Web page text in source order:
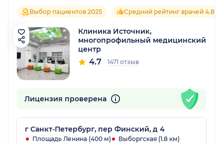
Выбор пациентов 2025 Средний рейтинг врачей 4.8
Клиника Источник,
многопрофильный медицинский
центр
4.7 1471 отзыв
Лицензия проверена
г Санкт-Петербург, пер Финский, д 4
Площадь Ленина (400 м)
Выборгская (1.8 км)